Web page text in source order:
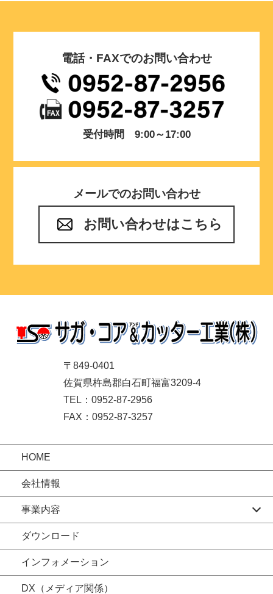
電話・FAXでのお問い合わせ
受付時間 9:00～17:00
メールでのお問い合わせ
お問い合わせはこちら
〒849-0401
佐賀県杵島郡白石町福富3209-4
TEL：0952-87-2956
FAX：0952-87-3257
HOME
会社情報
事業内容
ダウンロード
インフォメーション
DX（メディア関係）